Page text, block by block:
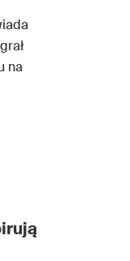
na